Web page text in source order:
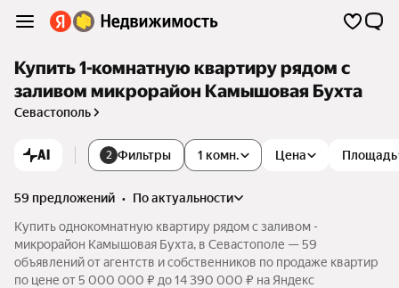
Купить 1-комнатную квартиру рядом с
заливом микрорайон Камышовая Бухта
Севастополь
AI 2 Фильтры 1 комн. Цена Площадь
59 предложений •
по актуальности
Купить однокомнатную квартиру рядом с заливом -
микрорайон Камышовая Бухта, в Севастополе — 59
объявлений от агентств и собственников по продаже квартир
по цене от 5 000 000 ₽ до 14 390 000 ₽ на Яндекс